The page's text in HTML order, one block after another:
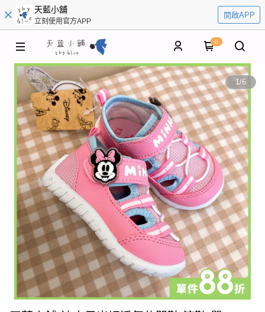
天藍小舖
立刻使用官方APP
開啟APP
0
1/6